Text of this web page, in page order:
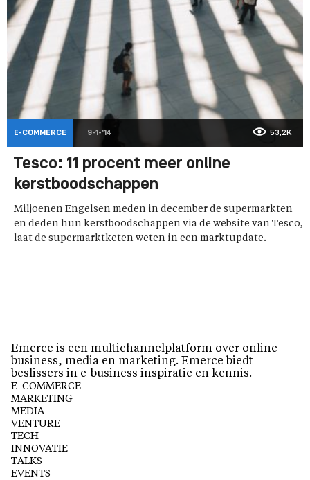
E-COMMERCE 9-1-'14 53,2K
Tesco: 11 procent meer online
kerstboodschappen
Miljoenen Engelsen meden in december de supermarkten
en deden hun kerstboodschappen via de website van Tesco,
laat de supermarktketen weten in een marktupdate.
Emerce is een multichannelplatform over online
business, media en marketing. Emerce biedt
beslissers in e-business inspiratie en kennis.
E-COMMERCE
MARKETING
MEDIA
VENTURE
TECH
INNOVATIE
TALKS
EVENTS